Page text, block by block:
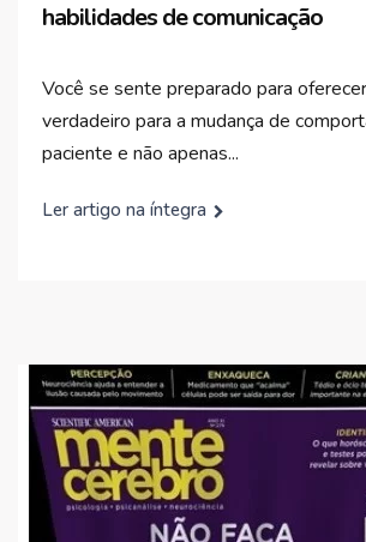
habilidades de comunicação
Você se sente preparado para
verdadeiro para a mudança de
paciente e não apenas...
Ler artigo na íntegra